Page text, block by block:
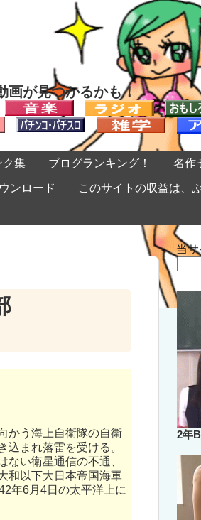
画が見つかるかも！
ク集 ブログランキング！ 名作
ンロード このサイトの収益は、
当
かう海上自衛隊の自衛
まれ落雷を受ける。
い衛星通信の不通、
和以下大日本帝国海軍
年6月4日の太平洋上に
検
索:
2年